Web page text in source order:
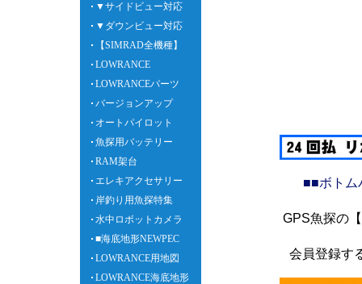
▼サイドビュー対応
▼ダウンビュー対応
【SIMRAD全機種】
LOWRANCE
LOWRANCEパーツ
バージョンアップ
オートパイロット
魚探用バッテリー
RAM架台
エレキアクセサリー
岸釣り用魚探特集
水中ロボットカメラ
■海底地形NEWPEC
LOWRANCE用地図
LOWRANCE海底地形
■■ボト
GPS魚探の
会員登録す